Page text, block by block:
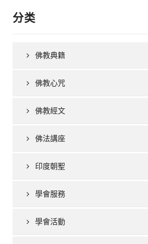
分类
佛教典籍
佛教心咒
佛教經文
佛法講座
印度朝聖
學會服務
學會活動